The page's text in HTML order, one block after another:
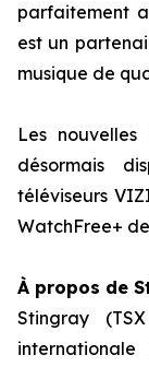
parfaitement
est un
musique de
Les
désormais
téléviseurs
WatchFree+
À propos de
Stingray